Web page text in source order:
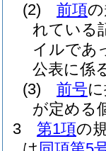
(2)
前項
れている
イルであ
公表に係
(3)
前号
が定める
3
第1項の